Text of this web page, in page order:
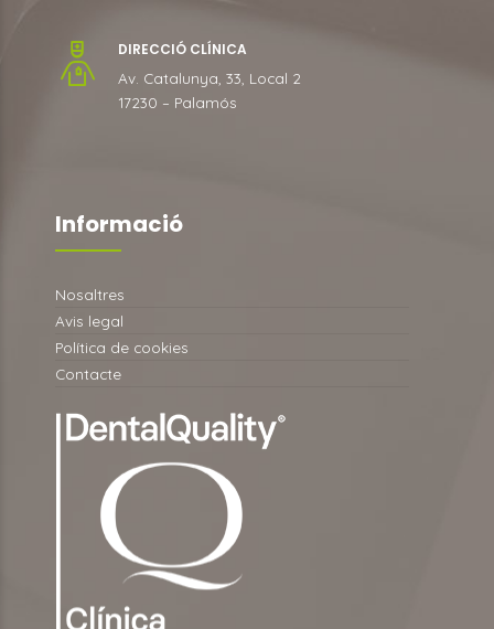
DIRECCIÓ CLÍNICA
Av. Catalunya, 33, Local 2
17230 – Palamós
Informació
Nosaltres
Avis legal
Política de cookies
Contacte